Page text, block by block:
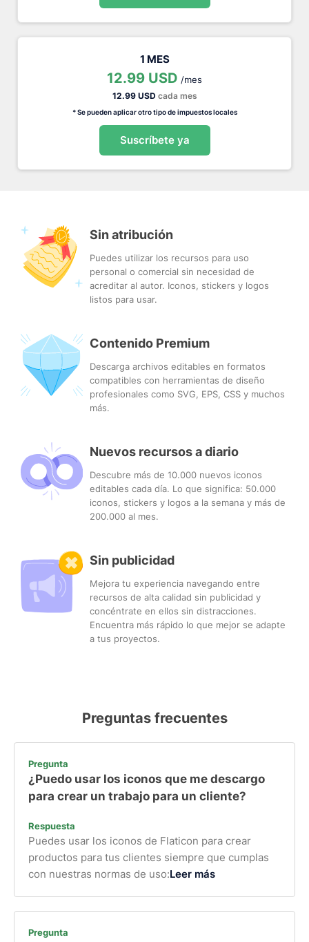
1 MES
12.99 USD /mes
12.99 USDcada mes
* Se pueden aplicar otro tipo de impuestos locales
Suscríbete ya
Sin atribución
Puedes utilizar los recursos para uso
personal o comercial sin necesidad de
acreditar al autor. Iconos, stickers y logos
listos para usar.
Contenido Premium
Descarga archivos editables en formatos
compatibles con herramientas de diseño
profesionales como SVG, EPS, CSS y muchos
más.
Nuevos recursos a diario
Descubre más de 10.000 nuevos iconos
editables cada día. Lo que significa: 50.000
iconos, stickers y logos a la semana y más de
200.000 al mes.
Sin publicidad
Mejora tu experiencia navegando entre
recursos de alta calidad sin publicidad y
concéntrate en ellos sin distracciones.
Encuentra más rápido lo que mejor se adapte
a tus proyectos.
Preguntas frecuentes
Pregunta
¿Puedo usar los iconos que me descargo
para crear un trabajo para un cliente?
Respuesta
Puedes usar los iconos de Flaticon para crear
productos para tus clientes siempre que cumplas
con nuestras normas de uso:Leer más
Pregunta